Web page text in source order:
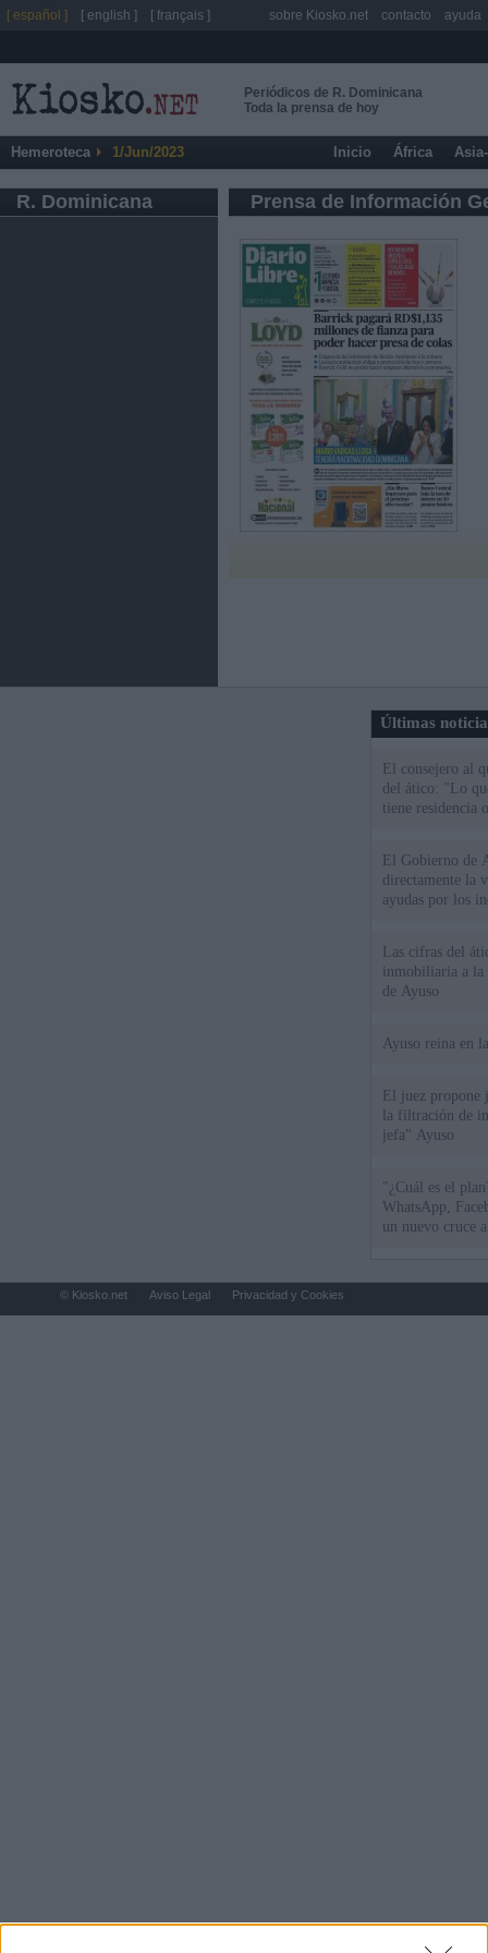
Periódicos de R. Dominicana
Toda la prensa de hoy
Hemeroteca 1/Jun/2023 Inicio África
R. Dominicana Prensa de Información
Últimas
El consejero al
del ático: "Lo
tiene residencia
El Gobierno de
directamente la
ayudas por los
Las cifras del
inmobiliaria a la
de Ayuso
Ayuso reina en
El juez propone
la filtración de
jefa" Ayuso
"¿Cuál es el
WhatsApp,
un nuevo cruce
[ español ] [ english ] [ français ] sobre Kiosko.net contacto ayuda
© Kiosko.net Aviso Legal Privacidad y Cookies